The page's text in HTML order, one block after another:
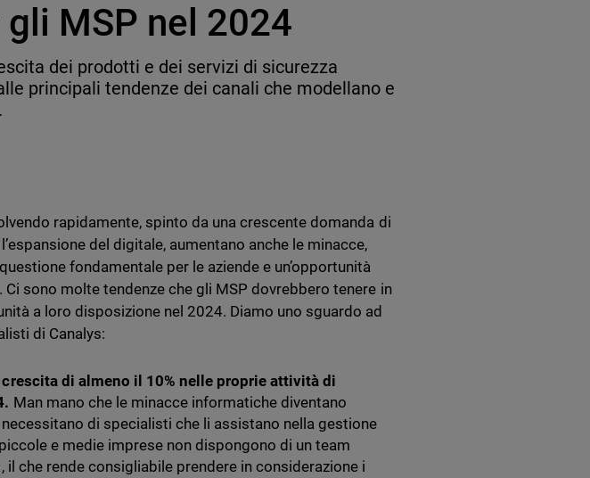
MSP nel 2024
dei prodotti e dei servizi di sicurezza
principali tendenze dei canali che modellano e
rapidamente, spinto da una crescente domanda di
del digitale, aumentano anche le minacce,
fondamentale per le aziende e un’opportunità
sono molte tendenze che gli MSP dovrebbero tenere in
a loro disposizione nel 2024. Diamo uno sguardo ad
di Canalys:
di almeno il 10% nelle proprie attività di
Man mano che le minacce informatiche diventano
di specialisti che li assistano nella gestione
e medie imprese non dispongono di un team
che rende consigliabile prendere in considerazione i